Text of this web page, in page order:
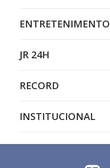
ENTRETENIMENTO
JR 24H
RECORD
INSTITUCIONAL